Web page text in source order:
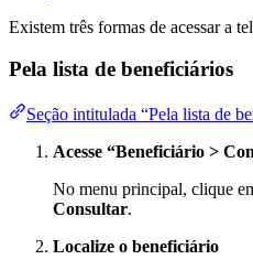
Existem três formas de acessar a
Pela lista de beneficiários
Seção intitulada “Pela lista de
Acesse “Beneficiário >
No menu principal, clique
Consultar.
Localize o beneficiário